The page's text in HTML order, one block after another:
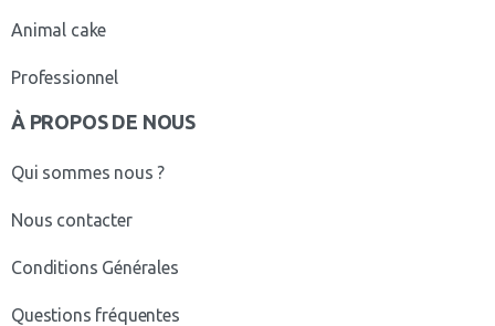
Animal cake
Professionnel
À PROPOS DE NOUS
Qui sommes nous ?
Nous contacter
Conditions Générales
Questions fréquentes